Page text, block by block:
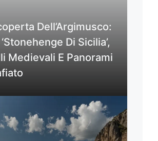
Dell’Argimusco:
Di Sicilia’,
Medievali E Panorami